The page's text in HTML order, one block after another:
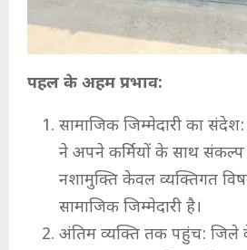
पहल के अहम प्रभाव:
सामाजिक जिम्मेदारी का संदेश:
ने अपने कर्मियों के साथ संकल्प
नशामुक्ति केवल व्यक्तिगत
सामाजिक जिम्मेदारी है।
अंतिम व्यक्ति तक पहुंच: जिले